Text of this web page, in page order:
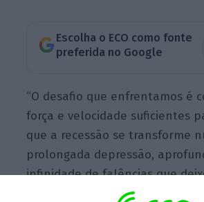
Escolha o ECO como fonte
preferida no Google
“O desafio que enfrentamos é
força e velocidade suficientes
que a recessão se transforme
prolongada depressão,
infinidade de falências que
irreversíveis”, alerta Draghi.